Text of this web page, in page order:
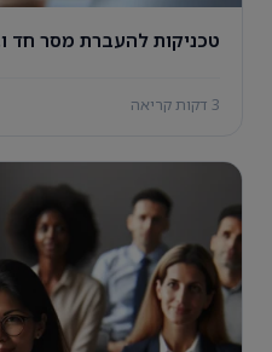
טכניקות להעברת מסר חד
3 דקות קריאה